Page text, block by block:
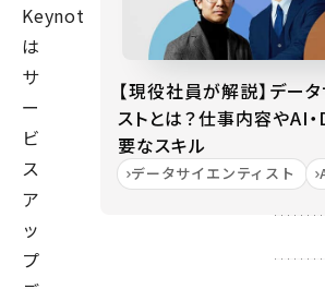
Keynote
は
サ
ー
ビ
ス
ア
ッ
プ
【現役社員が解説】デー
ストとは？仕事内容やAI
要なスキル
データサイエンティスト